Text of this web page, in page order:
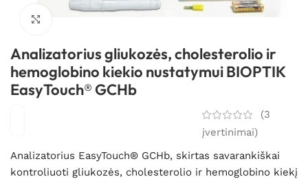
Analizatorius gliukozės, cholesterolio ir
hemoglobino kiekio nustatymui BIOPTIK
EasyTouch® GCHb
(3
įvertinimai)
Analizatorius EasyTouch® GCHb, skirtas savarankiškai
kontroliuoti gliukozės, cholesterolio ir hemoglobino kiekį